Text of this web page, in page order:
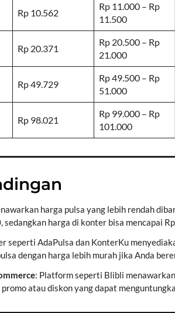
Rp 10.562
Rp 11.000 – Rp
11.500
Rp 20.371
Rp 20.500 – Rp
21.000
Rp 49.729
Rp 49.500 – Rp
51.000
Rp 98.021
Rp 99.000 – Rp
101.000
harga pulsa yang lebih rendah
harga di konter bisa mencapai
seperti AdaPulsa dan KonterKu
dengan harga lebih murah jika Anda
: Platform seperti Blibli
atau diskon yang dapat